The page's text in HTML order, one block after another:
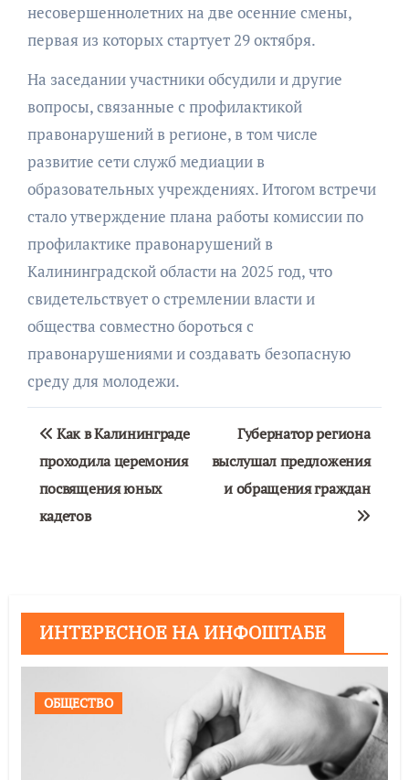
несовершеннолетних на две осенние смены,
первая из которых стартует 29 октября.
На заседании участники обсудили и другие
вопросы, связанные с профилактикой
правонарушений в регионе, в том числе
развитие сети служб медиации в
образовательных учреждениях. Итогом встречи
стало утверждение плана работы комиссии по
профилактике правонарушений в
Калининградской области на 2025 год, что
свидетельствует о стремлении власти и
общества совместно бороться с
правонарушениями и создавать безопасную
среду для молодежи.
Навигация
по
записям
Как в Калининграде
проходила церемония
посвящения юных
кадетов
Губернатор региона
выслушал предложения
и обращения граждан
ИНТЕРЕСНОЕ НА ИНФОШТАБЕ
ОБЩЕСТВО